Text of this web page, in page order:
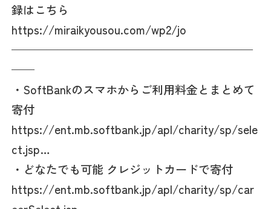
録はこちら
https://miraikyousou.com/wp2/jo
—————————————————————
——
・SoftBankのスマホからご利用料金とまとめて
寄付
https://ent.mb.softbank.jp/apl/charity/sp/sele
ct.jsp…
・どなたでも可能 クレジットカードで寄付
https://ent.mb.softbank.jp/apl/charity/sp/car